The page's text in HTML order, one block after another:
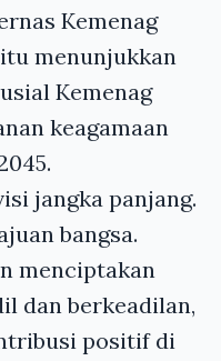
Kemenag
menunjukkan
Kemenag
keagamaan
jangka panjang.
bangsa.
menciptakan
dan berkeadilan,
positif di